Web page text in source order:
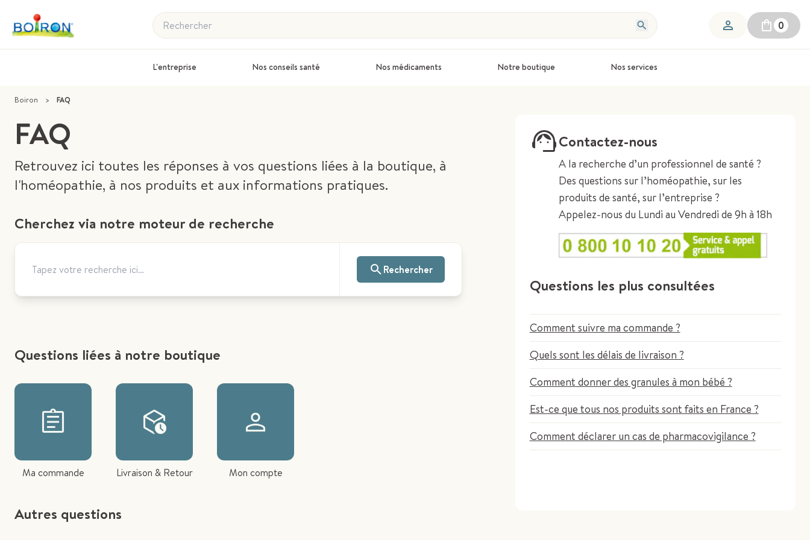
Rechercher 0
L'entreprise Nos conseils santé Nos médicaments Notre boutique Nos services
Boiron > FAQ
FAQ
Retrouvez ici toutes les réponses à vos questions liées à la boutique, à
l'homéopathie, à nos produits et aux informations pratiques.
Cherchez via notre moteur de recherche
Rechercher
Questions liées à notre boutique
Ma commande Livraison & Retour Mon compte
Autres questions
Contactez-nous
A la recherche d’un professionnel de santé ?
Des questions sur l’homéopathie, sur les
produits de santé, sur l’entreprise ?
Appelez-nous du Lundi au Vendredi de 9h à 18h
Questions les plus consultées
Comment suivre ma commande ?
Quels sont les délais de livraison ?
Comment donner des granules à mon bébé ?
Est-ce que tous nos produits sont faits en France ?
Comment déclarer un cas de pharmacovigilance ?